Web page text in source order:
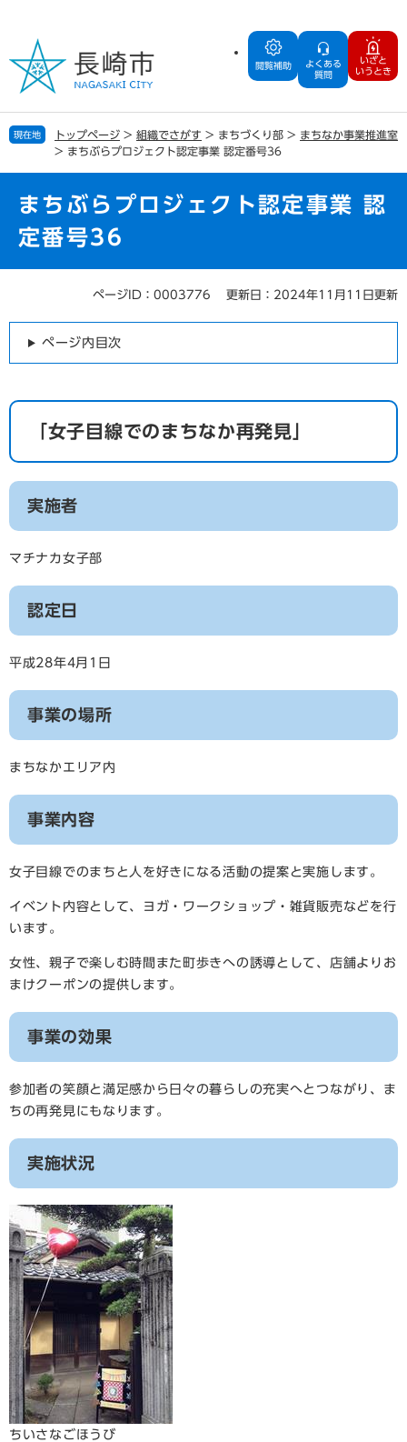
の
で
す
ー
ば
し
閲覧補助
よくある
質問
いざと
いうとき
現在地 トップページ > 組織でさがす > まちづくり部 > まちなか事業推進室
> まちぶらプロジェクト認定事業 認定番号36
まちぶらプロジェクト認定事業 認
定番号36
ページID：0003776 更新日：2024年11月11日更新
ページ内目次
「女子目線でのまちなか再発見」
実施者
マチナカ女子部
認定日
平成28年4月1日
事業の場所
まちなかエリア内
事業内容
女子目線でのまちと人を好きになる活動の提案と実施します。
イベント内容として、ヨガ・ワークショップ・雑貨販売などを行
います。
女性、親子で楽しむ時間また町歩きへの誘導として、店舗よりお
まけクーポンの提供します。
事業の効果
参加者の笑顔と満足感から日々の暮らしの充実へとつながり、ま
ちの再発見にもなります。
実施状況
ちいさなごほうび​